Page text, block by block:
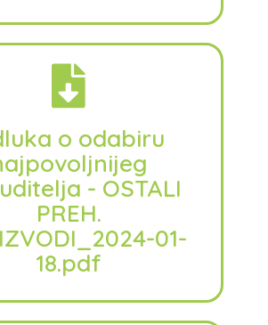
o odabiru
- OSTALI
PREH.
01-
18.pdf